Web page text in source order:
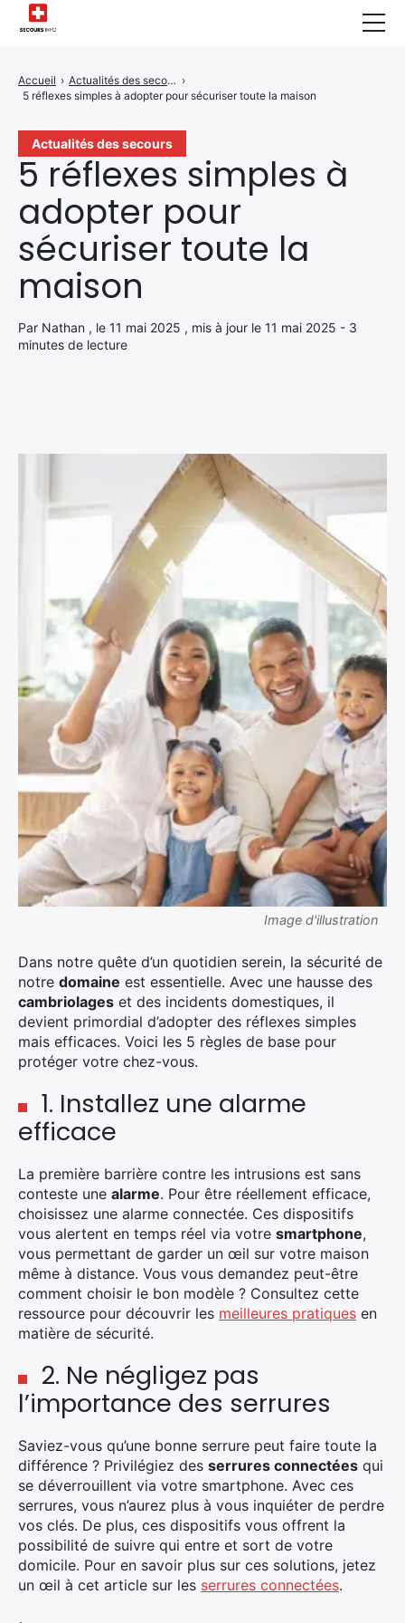
Actualités des secours
5 réflexes simples à
adopter pour
sécuriser toute la
maison
Par Nathan , le 11 mai 2025 , mis à jour le 11 mai 2025 - 3
minutes de lecture
Accueil › Actualités des secours ›
5 réflexes simples à adopter pour sécuriser toute la maison
Image d'illustration
Dans notre quête d’un quotidien serein, la sécurité de
notre domaine est essentielle. Avec une hausse des
cambriolages et des incidents domestiques, il
devient primordial d’adopter des réflexes simples
mais efficaces. Voici les 5 règles de base pour
protéger votre chez-vous.
1. Installez une alarme
efficace
La première barrière contre les intrusions est sans
conteste une alarme. Pour être réellement efficace,
choisissez une alarme connectée. Ces dispositifs
vous alertent en temps réel via votre smartphone,
vous permettant de garder un œil sur votre maison
même à distance. Vous vous demandez peut-être
comment choisir le bon modèle ? Consultez cette
ressource pour découvrir les meilleures pratiques en
matière de sécurité.
2. Ne négligez pas
l’importance des serrures
Saviez-vous qu’une bonne serrure peut faire toute la
différence ? Privilégiez des serrures connectées qui
se déverrouillent via votre smartphone. Avec ces
serrures, vous n’aurez plus à vous inquiéter de perdre
vos clés. De plus, ces dispositifs vous offrent la
possibilité de suivre qui entre et sort de votre
domicile. Pour en savoir plus sur ces solutions, jetez
un œil à cet article sur les serrures connectées.
Infos & Conseils
Actualités des Secours
Santé & Bien-être
A propos de Nous
Contactez-nous
Politique de Confidentialité